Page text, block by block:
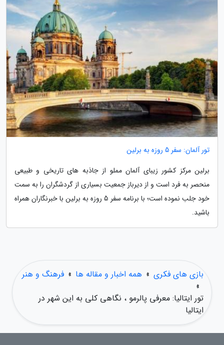
تور آلمان: سفر 5 روزه به برلین
برلین مرکز کشور زیبای آلمان مملو از جاذبه های تاریخی و طبیعی
منحصر به فرد است و از دیرباز جمعیت بسیاری از گردشگران را به سمت
خود جلب نموده است؛ با برنامه سفر 5 روزه به برلین با خبرنگاران همراه
باشید.
بازی های فکری » همه اخبار و مقاله ها » فرهنگ و هنر
»
تور ایتالیا: معرفی پالرمو ، نگاهی کلی به این شهر در
ایتالیا